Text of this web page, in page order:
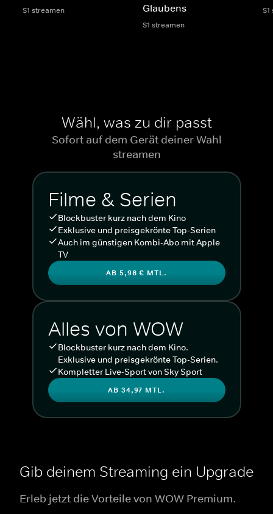
S1 streamen
Glaubens
S1 streamen
Wähl, was zu dir passt
Sofort auf dem Gerät deiner Wahl
streamen
Filme & Serien
Blockbuster kurz nach dem Kino
Exklusive und preisgekrönte Top-Serien
Auch im günstigen Kombi-Abo mit Apple
TV
AB 5,98 € MTL.
Alles von WOW
Blockbuster kurz nach dem Kino.
Exklusive und preisgekrönte Top-Serien.
Kompletter Live-Sport von Sky Sport
AB 34,97 MTL.
Gib deinem Streaming ein Upgrade
Erleb jetzt die Vorteile von WOW Premium.